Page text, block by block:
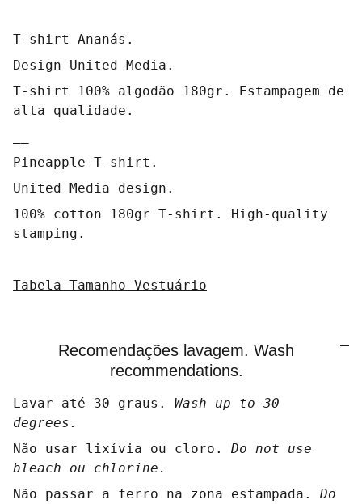
T-shirt Ananás.
Design United Media.
T-shirt 100% algodão 180gr. Estampagem de
alta qualidade.
Pineapple T-shirt.
United Media design.
100% cotton 180gr T-shirt. High-quality
stamping.
Tabela Tamanho Vestuário
Recomendações lavagem. Wash
recommendations.
Lavar até 30 graus. Wash up to 30
degrees.
Não usar lixívia ou cloro. Do not use
bleach ou chlorine.
Não passar a ferro na zona estampada. Do